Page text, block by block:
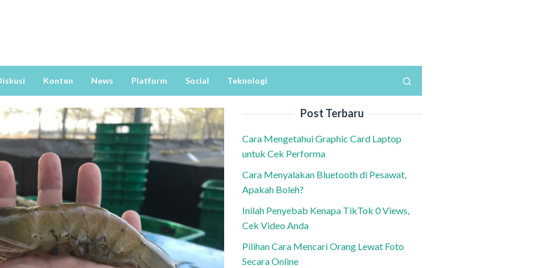
Konten News Platform Social Teknologi
Post Terbaru
Cara Mengetahui Graphic Card Laptop
untuk Cek Performa
Cara Menyalakan Bluetooth di Pesawat,
Apakah Boleh?
Inilah Penyebab Kenapa TikTok 0 Views,
Cek Video Anda
Pilihan Cara Mencari Orang Lewat Foto
Secara Online